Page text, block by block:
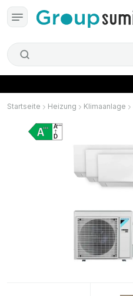
Startseite Heizung Klimaanlage